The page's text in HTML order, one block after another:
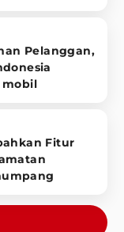
Pelanggan,
mobil
Fitur